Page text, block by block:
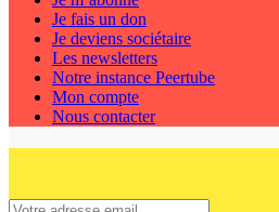
Je fais un don
Je deviens sociétaire
Les newsletters
Notre instance Peertube
Mon compte
Nous contacter